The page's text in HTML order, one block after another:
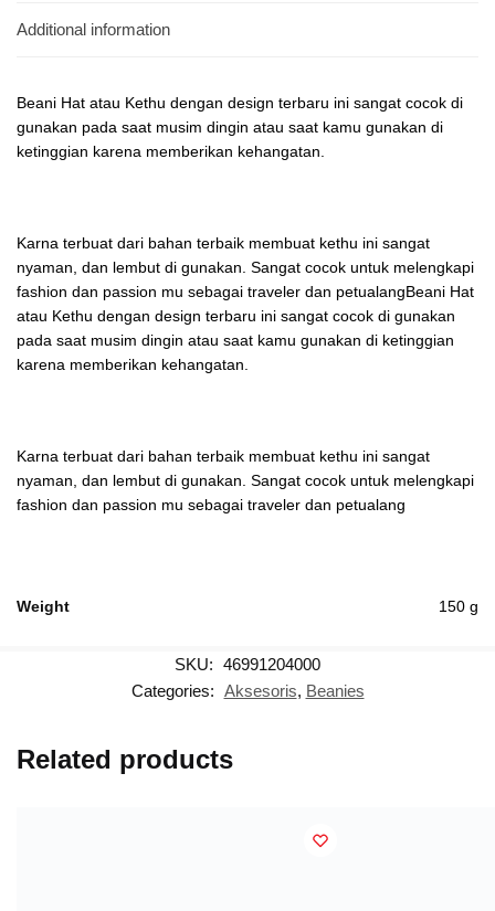
Additional information
Beani Hat atau Kethu dengan design terbaru ini sangat cocok di
gunakan pada saat musim dingin atau saat kamu gunakan di
ketinggian karena memberikan kehangatan.
Karna terbuat dari bahan terbaik membuat kethu ini sangat
nyaman, dan lembut di gunakan. Sangat cocok untuk melengkapi
fashion dan passion mu sebagai traveler dan petualangBeani Hat
atau Kethu dengan design terbaru ini sangat cocok di gunakan
pada saat musim dingin atau saat kamu gunakan di ketinggian
karena memberikan kehangatan.
Karna terbuat dari bahan terbaik membuat kethu ini sangat
nyaman, dan lembut di gunakan. Sangat cocok untuk melengkapi
fashion dan passion mu sebagai traveler dan petualang
Weight 150 g
SKU: 46991204000
Categories: Aksesoris, Beanies
Related products